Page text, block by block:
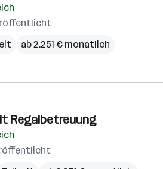
ab 2.251 € monatlich
Regalbetreuung